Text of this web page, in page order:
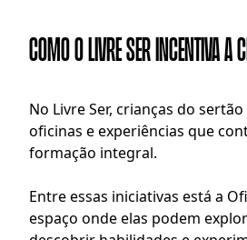
Como o Livre Ser incentiva a
No Livre Ser, crianças do
oficinas e experiências que
formação integral.
Entre essas iniciativas está a
espaço onde elas podem